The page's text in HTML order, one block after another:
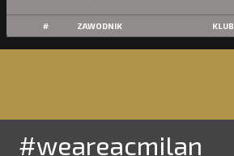
# ZAWODNIK KLUB
#weareacmilan